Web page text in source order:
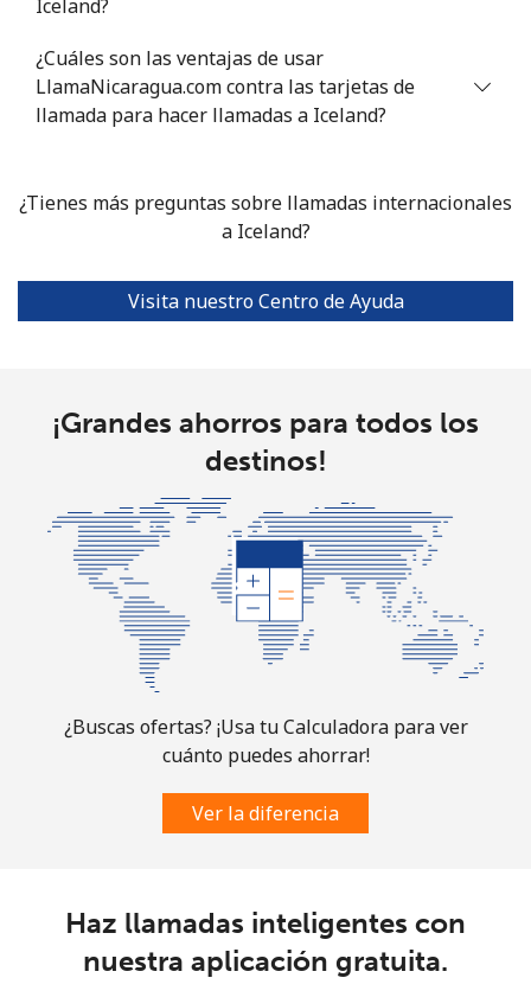
Iceland?
¿Cuáles son las ventajas de usar
LlamaNicaragua.com contra las tarjetas de
llamada para hacer llamadas a Iceland?
¿Tienes más preguntas sobre llamadas internacionales
a Iceland?
Visita nuestro Centro de Ayuda
¡Grandes ahorros para todos los
destinos!
¿Buscas ofertas? ¡Usa tu Calculadora para ver
cuánto puedes ahorrar!
Ver la diferencia
Haz llamadas inteligentes con
nuestra aplicación gratuita.